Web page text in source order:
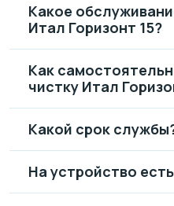
Какое
Итал Горизонт 15?
Как
чистку Итал
Какой срок
На устройство